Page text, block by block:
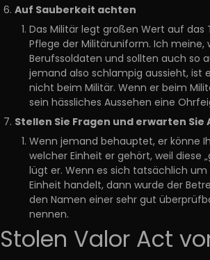
Auf Sauberkeit achten
Das Militär legt großen Wert auf das
Pflege der Militäruniform. Ich meine,
Berufssoldaten und sollten auch so
jemand also schlampig aussieht, ist
nicht beim Militär. Wenn er beim
sein hässliches Aussehen eine
Stellen Sie Fragen und erwarten
Wenn jemand behauptet, er könne
welcher Einheit er gehört, weil diese
lügt er. Wenn es sich tatsächlich
Einheit handelt, dann wurde der
den Namen einer sehr gut
nennen.
Stolen Valor Act